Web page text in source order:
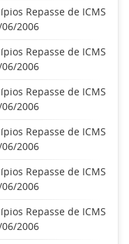
Repasse de ICMS
2006
Repasse de ICMS
2006
Repasse de ICMS
2006
Repasse de ICMS
2006
Repasse de ICMS
2006
Repasse de ICMS
2006